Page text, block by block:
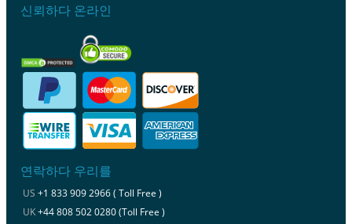
신뢰하다 온라인
연락하다 우리를
US +1 833 909 2966 ( Toll Free )
UK+44 808 502 0280 (Toll Free )